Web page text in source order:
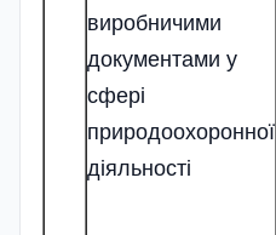
виробничими
документами у
сфері
природоохоронної
діяльності